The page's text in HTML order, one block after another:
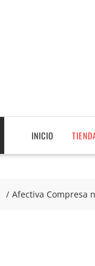
INICIO
Afectiva Compresa